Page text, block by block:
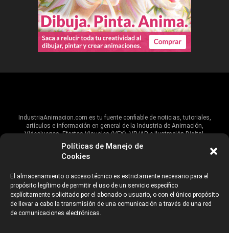
Políticas de Manejo de
Cookies
El almacenamiento o acceso técnico es estrictamente necesario para el
propósito legítimo de permitir el uso de un servicio específico
explícitamente solicitado por el abonado o usuario, o con el único propósito
de llevar a cabo la transmisión de una comunicación a través de una red
de comunicaciones electrónicas.
IndustriaAnimacion.com es tu fuente confiable de noticias, tutoriales,
artículos e información en general de la Industria de Animación,
Videojuegos, Efectos Visuales (VFX), VR/AR e Ilustración Digital.
Hablamos de estas industrias y su alcance global, pero damos un énfasis
especial al talento, estudios, escuelas, eventos y organizaciones que
ANUNCIANTES AVISO DE PRIVACIDAD